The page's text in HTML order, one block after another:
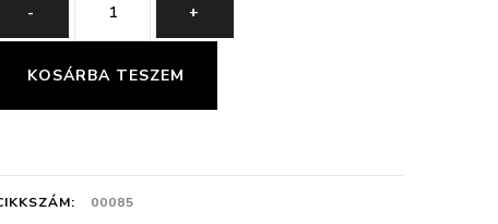
-
05
ELEM
mennyiség
+
KOSÁRBA TESZEM
00085